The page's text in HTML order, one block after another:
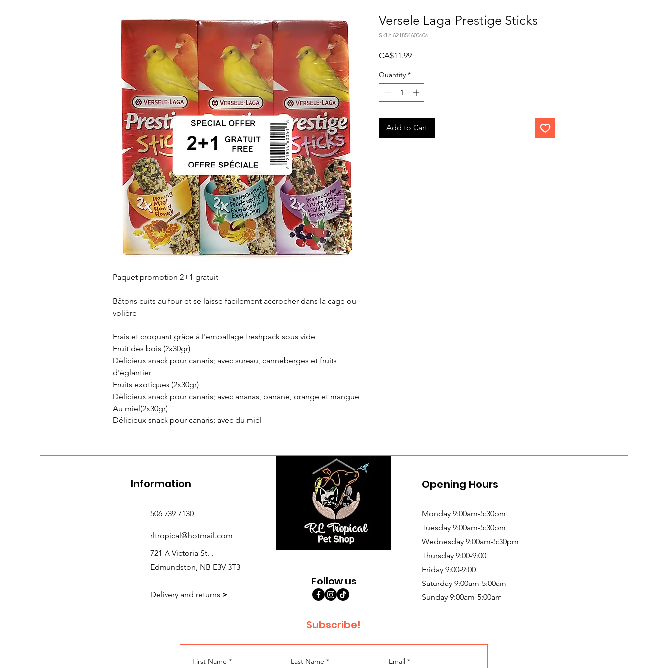
Paquet promotion 2+1 gratuit
Bâtons cuits au four et se laisse facilement accrocher dans la cage ou
volière
Frais et croquant grâce à l'emballage freshpack sous vide
Fruit des bois (2x30gr)
Délicieux snack pour canaris; avec sureau, canneberges et fruits
d'églantier
Fruits exotiques (2x30gr)
Délicieux snack pour canaris; avec ananas, banane, orange et mangue
Au miel(2x30gr)
Délicieux snack pour canaris; avec du miel
Versele Laga Prestige Sticks
SKU: 621854600606
CA$11.99Price
Quantity *
Add to Cart
Follow us
Information
Delivery and returns >
506 739 7130
rltropical@hotmail.com
721-A Victoria St. ,
Edmundston, NB E3V 3T3
Opening Hours
Monday 9:00am-5:30pm
Tuesday 9:00am-5:30pm
Wednesday 9:00am-5:30pm
Thursday 9:00-9:00
Friday 9:00-9:00
Saturday 9:00am-5:00am
Sunday 9:00am-5:00am
Subscribe!
First Name * Last Name * Email *